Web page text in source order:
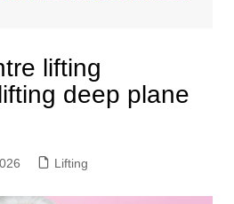
lifting
deep plane
Lifting